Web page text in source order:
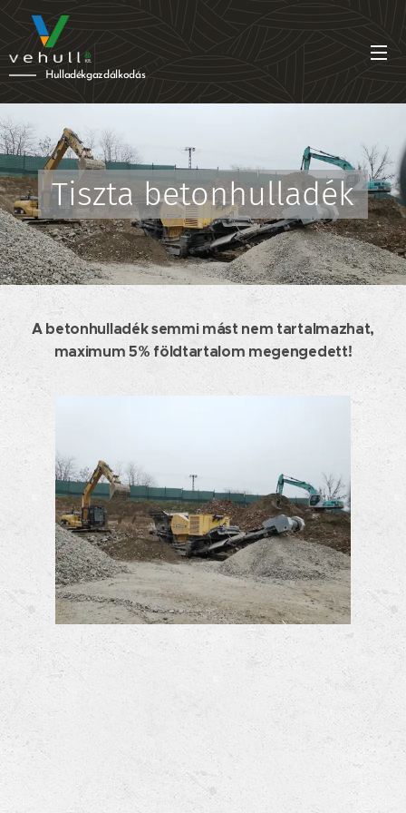
Hulladékgazdálkodás
Tiszta betonhulladék
A betonhulladék semmi mást nem tartalmazhat,
maximum 5% földtartalom megengedett!